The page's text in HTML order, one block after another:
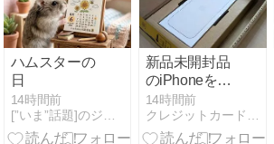
ハムスターの
日
14時間前
新品未開封品
のiPhoneを現
金化するに
は？
14時間前